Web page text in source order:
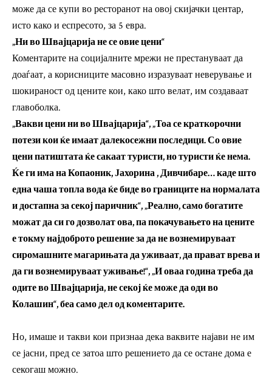
може да се купи во ресторанот на овој скијачки центар,
исто како и еспресото, за 5 евра.
„Ни во Швајцарија не се овие цени“
Коментарите на социјалните мрежи не престануваат да
доаѓаат, а корисниците масовно изразуваат неверување и
шокираност од цените кои, како што велат, им создаваат
главоболка.
„Вакви цени ни во Швајцарија“, „Тоа се краткорочни
потези кои ќе имаат далекосежни последици. Со овие
цени патиштата ќе сакаат туристи, но туристи ќе нема.
Ќе ги има на Копаоник, Јахорина , Дивчибаре… каде што
една чаша топла вода ќе биде во границите на нормалата
и достапна за секој паричник“, „Реално, само богатите
можат да си го дозволат ова, па покачувањето на цените
е токму најдоброто решение за да не вознемируваат
сиромашните магарињата да уживаат, да прават врева и
да ги вознемируваат уживање!“, „И оваа година треба да
одите во Швајцарија, не секој ќе може да оди во
Колашин“, беа само дел од коментарите.
Но, имаше и такви кои признаа дека ваквите најави не им
се јасни, пред се затоа што решението да се остане дома е
секогаш можно.